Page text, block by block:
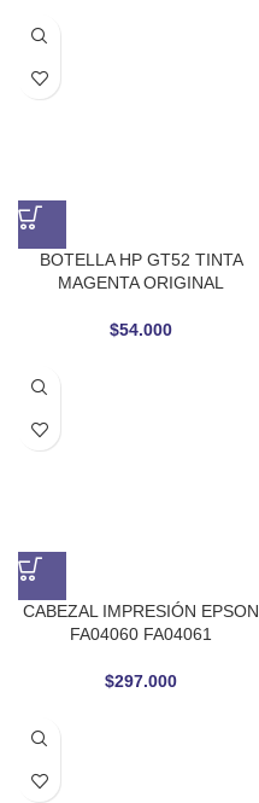
BOTELLA HP GT52 TINTA
MAGENTA ORIGINAL
$54.000
CABEZAL IMPRESIÓN EPSON
FA04060 FA04061
$297.000